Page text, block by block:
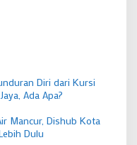
Diri dari Kursi
Ada Apa?
Mancur, Dishub Kota
Dulu